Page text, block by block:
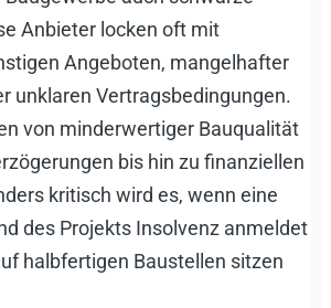
Anbieter locken oft mit
Angeboten, mangelhafter
unklaren Vertragsbedingungen.
von minderwertiger Bauqualität
bis hin zu finanziellen
kritisch wird es, wenn eine
des Projekts Insolvenz anmeldet
halbfertigen Baustellen sitzen